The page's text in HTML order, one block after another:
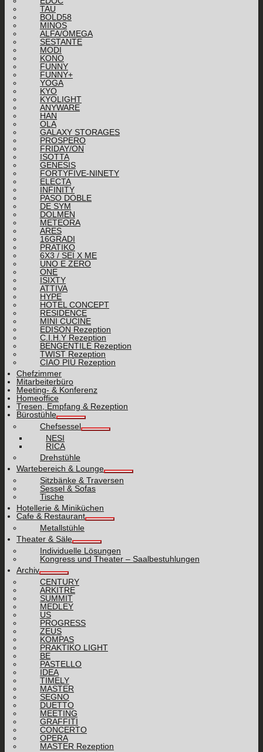
TAU
BOLD58
MINOS
ALFA/OMEGA
SESTANTE
MODI
KONO
FUNNY
FUNNY+
YOGA
KYO
KYOLIGHT
ANYWARE
HAN
OLA
GALAXY STORAGES
PROSPERO
FRIDAY/ON
ISOTTA
GENESIS
FORTYFIVE-NINETY
ELECTA
INFINITY
PASO DOBLE
DE SYM
DOLMEN
METEORA
ARES
16GRADI
PRATIKO
6X3 / SEI X ME
UNO E ZERO
ONE
ISIXTY
ATTIVA
HYPE
HOTEL CONCEPT
RESIDENCE
MINI CUCINE
EDISON Rezeption
C.I.H.Y Rezeption
BENGENTILE Rezeption
TWIST Rezeption
CIAO PIÙ Rezeption
Chefzimmer
Mitarbeiterbüro
Meeting- & Konferenz
Homeoffice
Tresen, Empfang & Rezeption
Bürostühle
Chefsessel
NESI
RICA
Drehstühle
Wartebereich & Lounge
Sitzbänke & Traversen
Sessel & Sofas
Tische
Hotellerie & Miniküchen
Cafe & Restaurant
Metallstühle
Theater & Säle
Individuelle Lösungen
Kongress und Theater – Saalbestuhlungen
Archiv
CENTURY
ARKITRE
SUMMIT
MEDLEY
US
PROGRESS
ZEUS
KOMPAS
PRAKTIKO LIGHT
BE
PASTELLO
IDEA
TIMELY
MASTER
SEGNO
DUETTO
MEETING
GRAFFITI
CONCERTO
OPERA
MASTER Rezeption